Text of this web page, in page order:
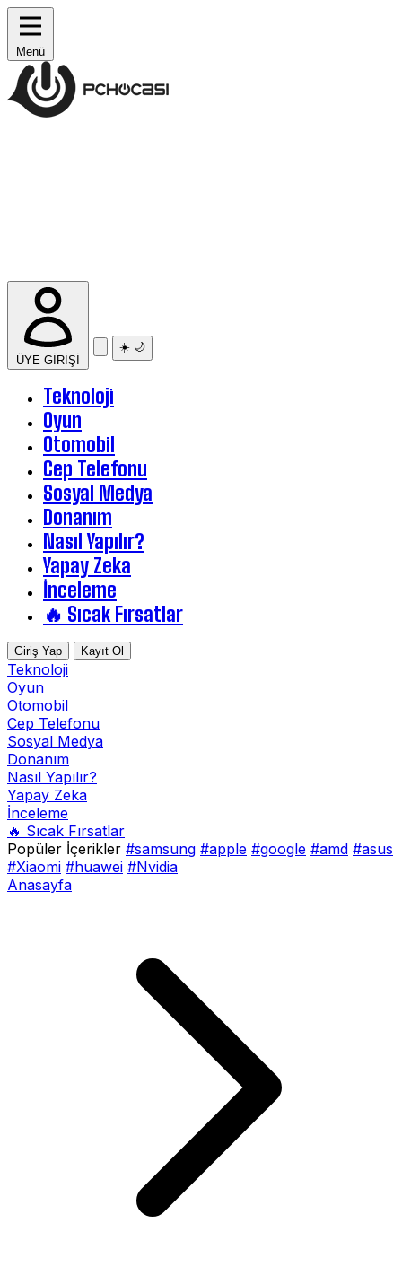
Menü
ÜYE GİRİŞİ
☀️ 🌙
Teknoloji
Oyun
Otomobil
Cep Telefonu
Sosyal Medya
Donanım
Nasıl Yapılır?
Yapay Zeka
İnceleme
🔥 Sıcak Fırsatlar
Giriş Yap Kayıt Ol
Teknoloji
Oyun
Otomobil
Cep Telefonu
Sosyal Medya
Donanım
Nasıl Yapılır?
Yapay Zeka
İnceleme
🔥 Sıcak Fırsatlar
Popüler İçerikler #samsung #apple #google #amd #asus
#Xiaomi #huawei #Nvidia
Anasayfa